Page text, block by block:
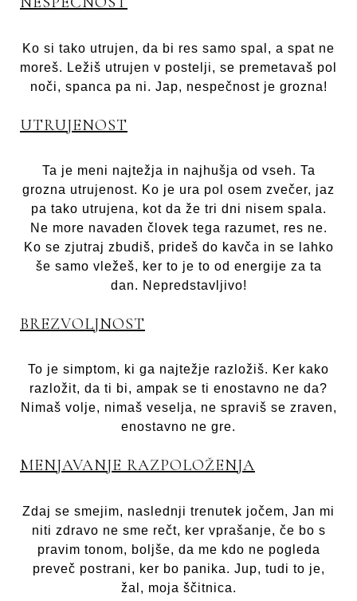
Ko si tako utrujen, da bi res samo spal, a spat ne
moreš. Ležiš utrujen v postelji, se premetavaš pol
noči, spanca pa ni. Jap, nespečnost je grozna!
UTRUJENOST
Ta je meni najtežja in najhušja od vseh. Ta
grozna utrujenost. Ko je ura pol osem zvečer, jaz
pa tako utrujena, kot da že tri dni nisem spala.
Ne more navaden človek tega razumet, res ne.
Ko se zjutraj zbudiš, prideš do kavča in se lahko
še samo vležeš, ker to je to od energije za ta
dan. Nepredstavljivo!
BREZVOLJNOST
To je simptom, ki ga najtežje razložiš. Ker kako
razložit, da ti bi, ampak se ti enostavno ne da?
Nimaš volje, nimaš veselja, ne spraviš se zraven,
enostavno ne gre.
MENJAVANJE RAZPOLOŽENJA
Zdaj se smejim, naslednji trenutek jočem, Jan mi
niti zdravo ne sme rečt, ker vprašanje, če bo s
pravim tonom, boljše, da me kdo ne pogleda
preveč postrani, ker bo panika. Jup, tudi to je,
žal, moja ščitnica.